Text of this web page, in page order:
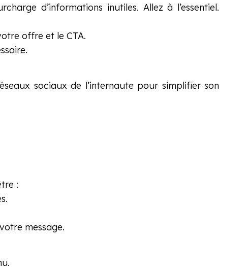
d’informations inutiles. Allez à l’essentiel.
offre et le CTA.
sociaux de l’internaute pour simplifier son
:
message.